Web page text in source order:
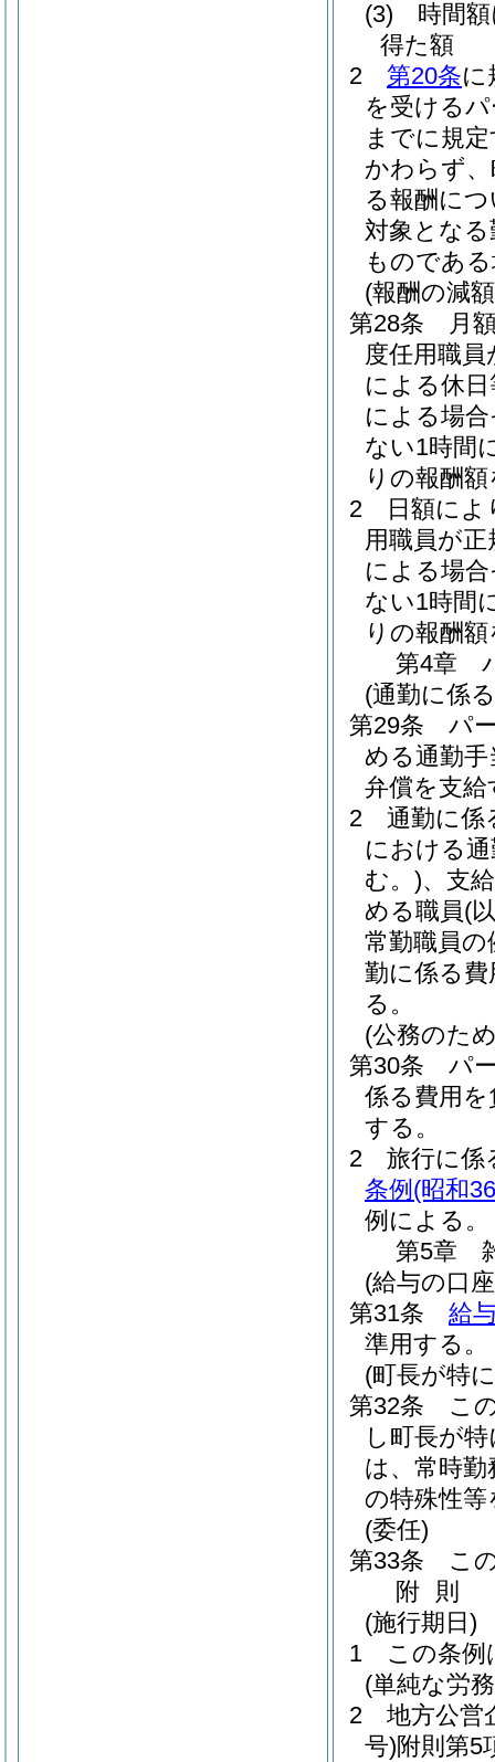
(3)
時間
得た額
2
第20条に
を受ける
までに規
かわらず
る報酬に
対象とな
ものであ
(報酬の減
第28条
月
度任用職
による休
による場
ない1時間
りの報酬
2
日額に
用職員が
による場
ない1時間
りの報酬
第4章
(通勤に係
第29条
パ
める通勤
弁償を支給
2
通勤に係
における
む。)、支
める職員(
常勤職員
勤に係る
る。
(公務のた
第30条
パ
係る費用
する。
2
旅行に係
条例 (昭和
例による。
第5章
(給与の口
第31条
給
準用する。
(町長が特
第32条
こ
し町長が
は、常時
の特殊性
(委任)
第33条
こ
附 則
(施行期日)
1
この条例
(単純な労
2
地方公営
号)附則第5